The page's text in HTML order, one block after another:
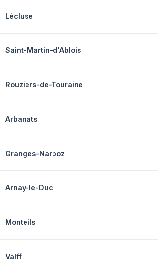
Lécluse
Saint-Martin-d'Ablois
Rouziers-de-Touraine
Arbanats
Granges-Narboz
Arnay-le-Duc
Monteils
Valff